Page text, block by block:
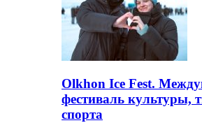
Olkhon Ice Fest.
фестиваль культуры,
спорта